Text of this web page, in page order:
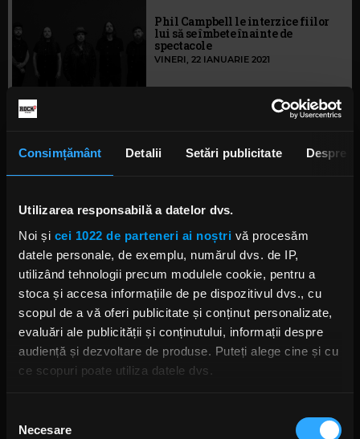
Consimțământ Detalii Setări publicitate Despre
Utilizarea responsabilă a datelor dvs.
Noi și cei 1022 de parteneri ai noștri vă procesăm
datele personale, de exemplu, numărul dvs. de IP,
utilizând tehnologii precum modulele cookie, pentru a
stoca și accesa informațiile de pe dispozitivul dvs., cu
scopul de a vă oferi publicitate și conținut personalizate,
evaluări ale publicității și conținutului, informații despre
audiență și dezvoltare de produse. Puteți alege cine și cu
ce scopuri poate utiliza datele dvs.
Să colectăm informațiile cu privire la locația dvs.
consimțământului
Necesare
Phil Campbell le interzice fiilor
lui să se îmbete înainte de
spectacole
VINERI, 22 IANUARIE 2021
despre cum ar fi reacționat
Lemmy la pandemie
Phil Campbell (Motörhead):
Despre coverurile făcute de
Metallica și lumea post-pandemie
MARȚI, 22 SEPTEMBRIE 2020
Biff Byford (Saxon) a organizat